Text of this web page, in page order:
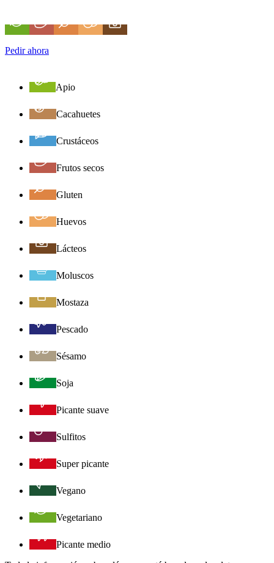
Pedir ahora
Apio
Cacahuetes
Crustáceos
Frutos secos
Gluten
Huevos
Lácteos
Moluscos
Mostaza
Pescado
Sésamo
Soja
Picante suave
Sulfitos
Super picante
Vegano
Vegetariano
Picante medio